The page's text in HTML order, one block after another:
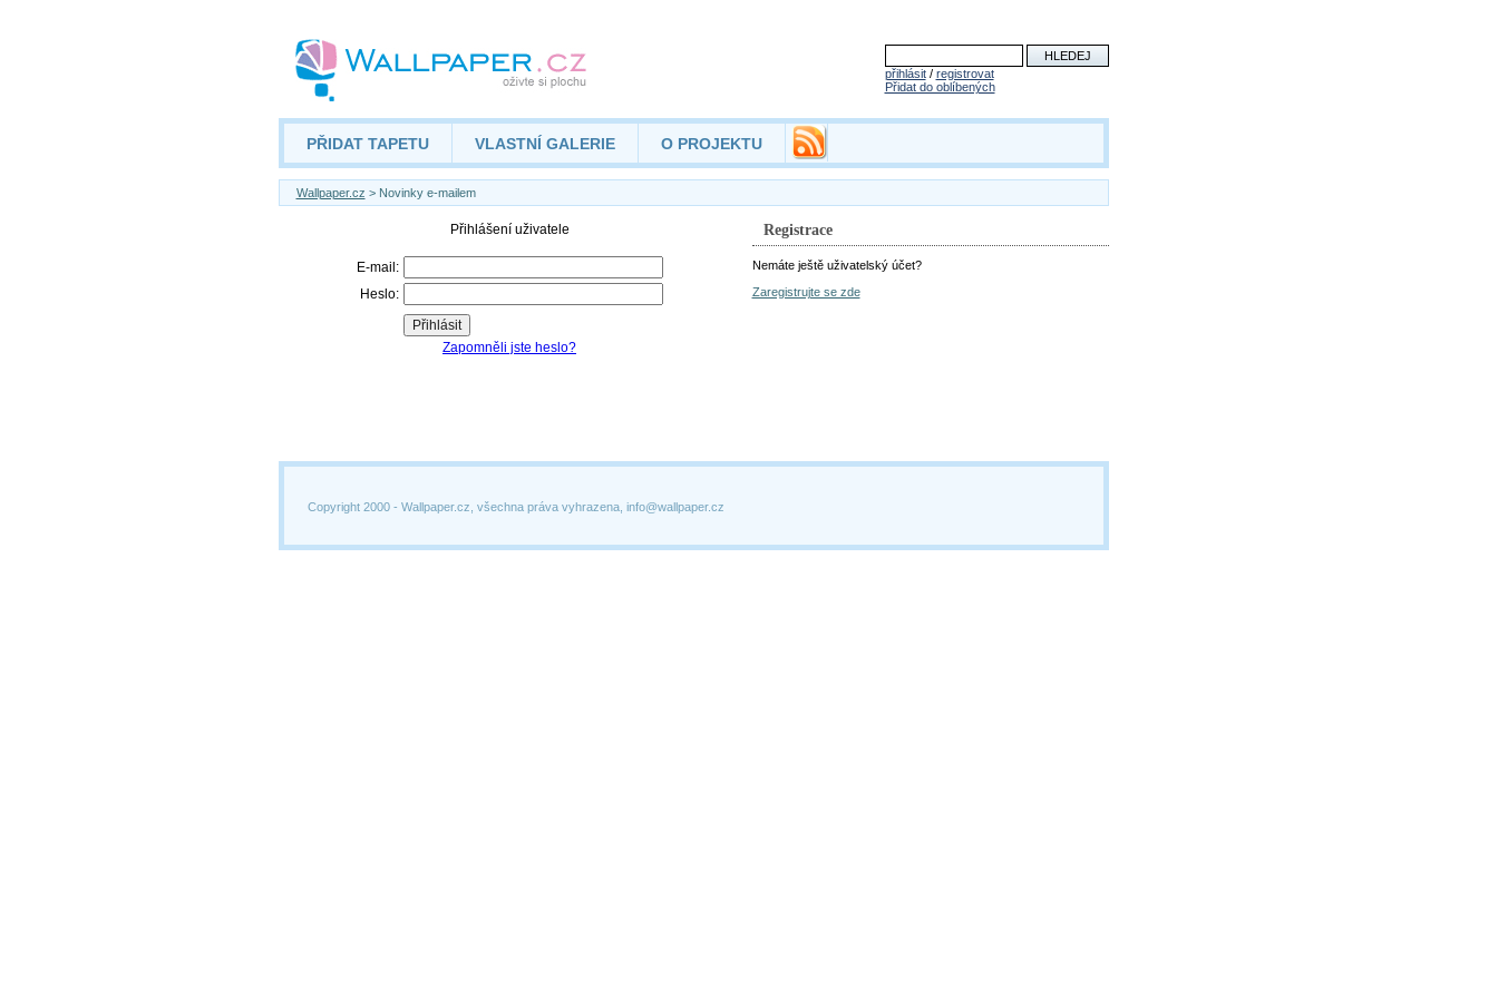
přihlásit/ registrovat
Přidat do oblíbených
PŘIDAT TAPETU VLASTNÍ GALERIE O PROJEKTU
Wallpaper.cz > Novinky e-mailem
Registrace
Nemáte ještě uživatelský účet?
Zaregistrujte se zde
Copyright 2000 - Wallpaper.cz, všechna práva vyhrazena, info@wallpaper.cz